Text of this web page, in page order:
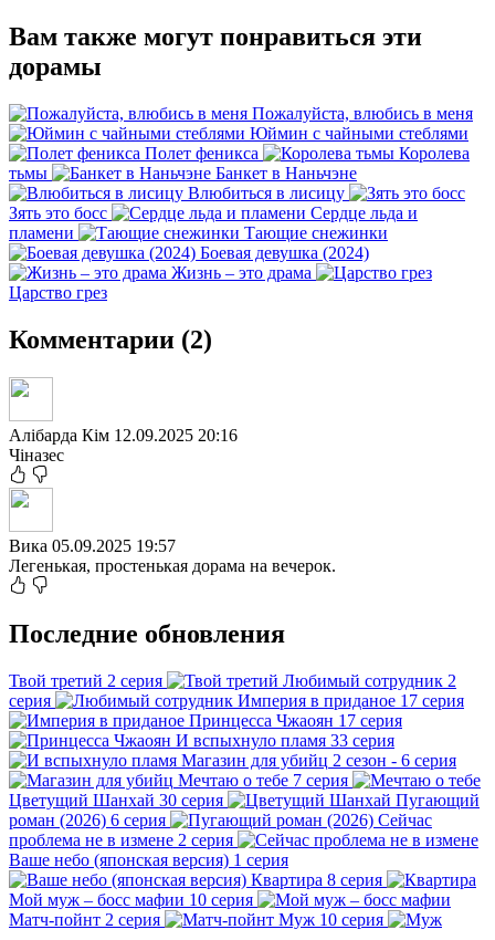
Вам также могут понравиться эти
дорамы
Пожалуйста, влюбись в меня
Юймин с чайными стеблями
Полет феникса
Королева
тьмы
Банкет в Наньчэне
Влюбиться в лисицу
Зять это босс
Сердце льда и
пламени
Тающие снежинки
Боевая девушка (2024)
Жизнь – это драма
Царство грез
Комментарии (2)
Алібарда Кім 12.09.2025 20:16
Чіназес
Вика 05.09.2025 19:57
Легенькая, простенькая дорама на вечерок.
Последние обновления
Твой третий 2 серия Любимый сотрудник 2
серия
Империя в приданое 17 серия
Принцесса Чжаоян 17 серия
И вспыхнуло пламя 33 серия
Магазин для убийц 2 сезон - 6 серия
Мечтаю о тебе 7 серия
Цветущий Шанхай 30 серия
Пугающий
роман (2026) 6 серия
Сейчас
проблема не в измене 2 серия
Ваше небо (японская версия) 1 серия
Квартира 8 серия
Мой муж – босс мафии 10 серия
Матч-пойнт 2 серия Муж 10 серия